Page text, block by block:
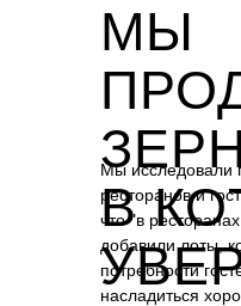
МЫ
В
Мы исследовали
ресторанов и
что "в
добавили лоты,
потребности
насладиться